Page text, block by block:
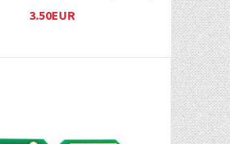
3.50EUR